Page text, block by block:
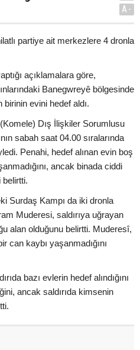
A-
partiye ait merkezlere 4 dronla
açıklamalara göre,
Banegwreyê bölgesinde
evini hedef aldı.
Dış İlişkiler Sorumlusu
sabah saat 04.00 sıralarında
Penahi, hedef alınan evin boş
ancak binada ciddi
belirtti.
Surdaş Kampı da iki dronla
Muderesi, saldırıya uğrayan
alan olduğunu belirtti. Muderesî,
can kaybı yaşanmadığını
bazı evlerin hedef alındığını
ancak saldırıda kimsenin